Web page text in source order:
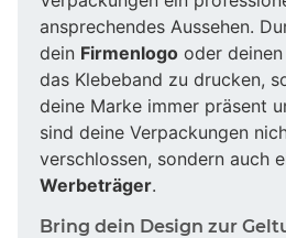
ansprechendes Aussehen.
dein Firmenlogo oder
das Klebeband zu drucken,
deine Marke immer präsent
sind deine Verpackungen
verschlossen, sondern auch
Werbeträger.
Bring dein Design zur